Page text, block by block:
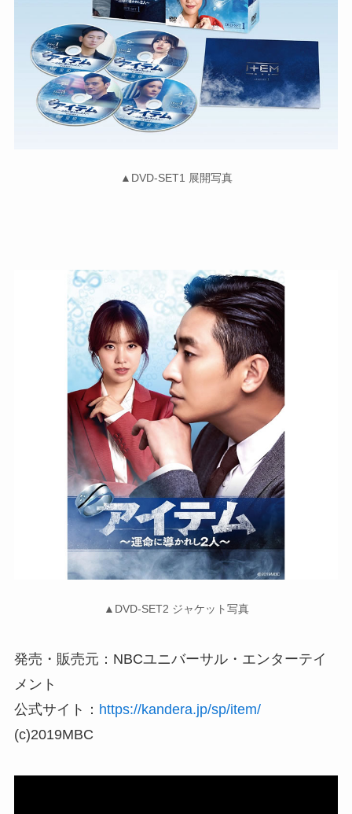
▲DVD-SET1 展開写真
▲DVD-SET2 ジャケット写真
発売・販売元：NBCユニバーサル・エンターテイ
メント
公式サイト： https://kandera.jp/sp/item/
(c)2019MBC